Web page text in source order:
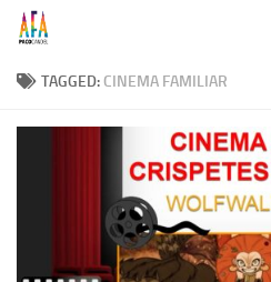
Skip to content
TAGGED: CINEMA FAMILIAR